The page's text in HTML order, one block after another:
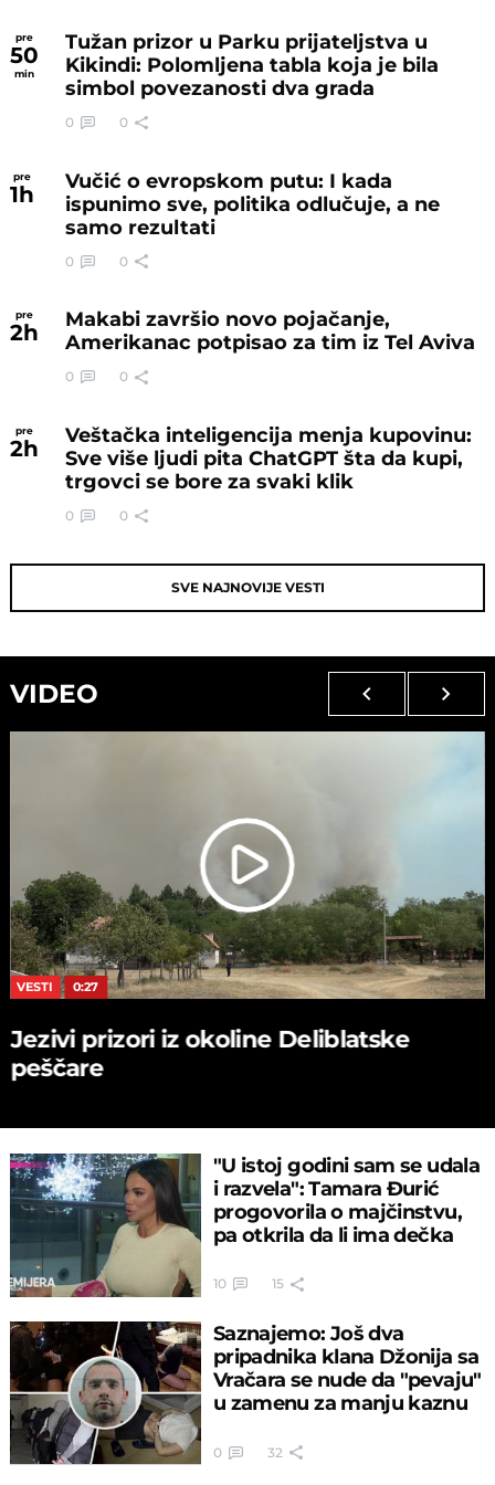
pre
50
min
Tužan prizor u Parku prijateljstva u
Kikindi: Polomljena tabla koja je bila
simbol povezanosti dva grada
0 0
pre
1h
Vučić o evropskom putu: I kada
ispunimo sve, politika odlučuje, a ne
samo rezultati
0 0
pre
2h
Makabi završio novo pojačanje,
Amerikanac potpisao za tim iz Tel Aviva
0 0
pre
2h
Veštačka inteligencija menja kupovinu:
Sve više ljudi pita ChatGPT šta da kupi,
trgovci se bore za svaki klik
0 0
SVE NAJNOVIJE VESTI
VIDEO
VESTI 0:27
Jezivi prizori iz okoline Deliblatske
peščare
"U istoj godini sam se udala
i razvela": Tamara Đurić
progovorila o majčinstvu,
pa otkrila da li ima dečka
10 15
Saznajemo: Još dva
pripadnika klana Džonija sa
Vračara se nude da "pevaju"
u zamenu za manju kaznu
0 32